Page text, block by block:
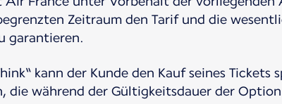
Zeitraum den Tarif und die
garantieren.
kann der Kunde den Kauf seines Tickets
die während der Gültigkeitsdauer der